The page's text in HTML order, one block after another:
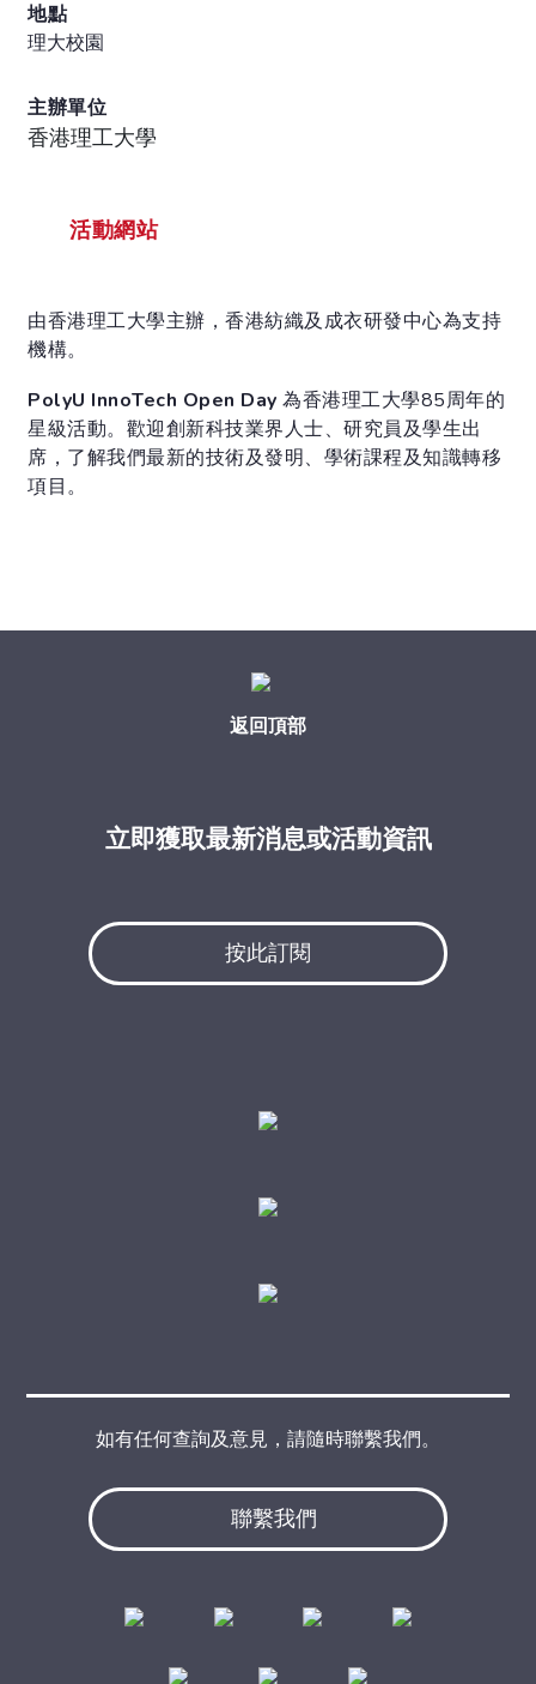
地點
理大校園
主辦單位
香港理工大學
活動網站
由香港理工大學主辦，香港紡織及成衣研發中心為支持
機構。
PolyU InnoTech Open Day 為香港理工大學85周年的
星級活動。歡迎創新科技業界人士、研究員及學生出
席，了解我們最新的技術及發明、學術課程及知識轉移
項目。
返回頂部
立即獲取最新消息或活動資訊
按此訂閱
聯繫我們
如有任何查詢及意見，請隨時聯繫我們。